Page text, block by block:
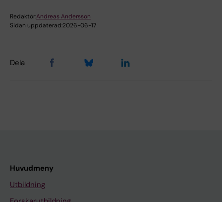
Redaktör:Andreas Andersson
Sidan uppdaterad:2026-06-17
Dela
Huvudmeny
Utbildning